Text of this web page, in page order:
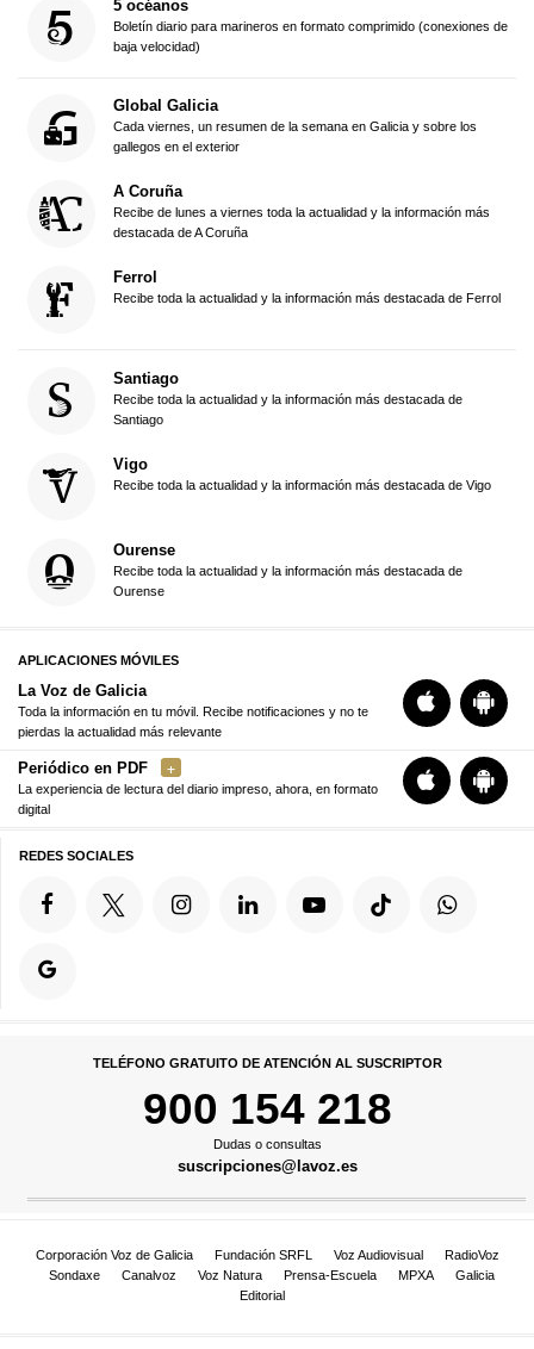
5 océanos
Boletín diario para marineros en formato comprimido (conexiones de
baja velocidad)
Global Galicia
Cada viernes, un resumen de la semana en Galicia y sobre los
gallegos en el exterior
A Coruña
Recibe de lunes a viernes toda la actualidad y la información más
destacada de A Coruña
Ferrol
Recibe toda la actualidad y la información más destacada de Ferrol
Santiago
Recibe toda la actualidad y la información más destacada de
Santiago
Vigo
Recibe toda la actualidad y la información más destacada de Vigo
Ourense
Recibe toda la actualidad y la información más destacada de
Ourense
APLICACIONES MÓVILES
La Voz de Galicia
Toda la información en tu móvil. Recibe notificaciones y no te
pierdas la actualidad más relevante
Periódico en PDF
La experiencia de lectura del diario impreso, ahora, en formato
digital
REDES SOCIALES
TELÉFONO GRATUITO DE ATENCIÓN AL SUSCRIPTOR
900 154 218
Dudas o consultas
suscripciones@lavoz.es
Corporación Voz de Galicia Fundación SRFL Voz Audiovisual
RadioVoz
Sondaxe
Canalvoz Voz Natura Prensa-Escuela MPXA
Galicia
Editorial